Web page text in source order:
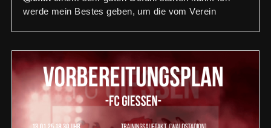
werde mein Bestes geben, um die vom Verein
Oliver Kovacic